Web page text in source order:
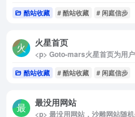
酷站收藏 # 酷站收藏 # 闲庭信步
火星首页
酷站收藏 # 酷站收藏 # 闲庭信步
最没用网站